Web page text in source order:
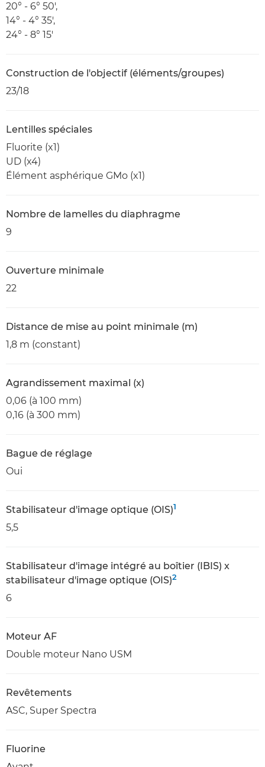
20° - 6° 50',
14° - 4° 35',
24° - 8° 15'
Construction de l'objectif (éléments/groupes)
23/18
Lentilles spéciales
Fluorite (x1)
UD (x4)
Élément asphérique GMo (x1)
Nombre de lamelles du diaphragme
9
Ouverture minimale
22
Distance de mise au point minimale (m)
1,8 m (constant)
Agrandissement maximal (x)
0,06 (à 100 mm)
0,16 (à 300 mm)
Bague de réglage
Oui
Stabilisateur d'image optique (OIS)1
5,5
Stabilisateur d'image intégré au boîtier (IBIS) x
stabilisateur d'image optique (OIS)2
6
Moteur AF
Double moteur Nano USM
Revêtements
ASC, Super Spectra
Fluorine